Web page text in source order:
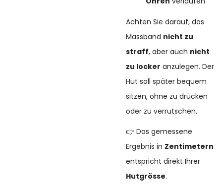
Achten Sie darauf, das
Massband nicht zu
straff, aber auch nicht
zu locker anzulegen. Der
Hut soll später bequem
sitzen, ohne zu drücken
oder zu verrutschen.
👉 Das gemessene
Ergebnis in Zentimetern
entspricht direkt Ihrer
Hutgrösse.